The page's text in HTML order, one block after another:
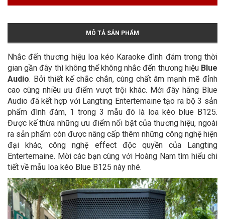
MÔ TẢ SẢN PHẨM
Nhắc đến thương hiệu loa kéo Karaoke đình đám trong thời
gian gần đây thì không thể không nhắc đến thương hiệu Blue
Audio. Bởi thiết kế chắc chắn, cùng chất âm mạnh mẽ đỉnh
cao cùng nhiều ưu điểm vượt trội khác. Mới đây hãng Blue
Audio đã kết hợp với Langting Entertemaine tạo ra bộ 3 sản
phẩm đình đám, 1 trong 3 mẫu đó là loa kéo blue B125.
Được kế thừa những ưu điểm nổi bật của thương hiệu, ngoài
ra sản phẩm còn được nâng cấp thêm những công nghệ hiện
đại khác, công nghệ effect độc quyền của Langting
Entertemaine. Mời các bạn cùng với Hoàng Nam tìm hiểu chi
tiết về mẫu loa kéo Blue B125 này nhé.